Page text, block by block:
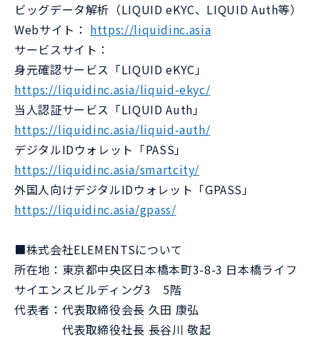
ビッグデータ解析（LIQUID eKYC、LIQUID Auth等）
Webサイト： https://liquidinc.asia
サービスサイト：
身元確認サービス「LIQUID eKYC」
https://liquidinc.asia/liquid-ekyc/
当人認証サービス「LIQUID Auth」
https://liquidinc.asia/liquid-auth/
デジタルIDウォレット「PASS」
https://liquidinc.asia/smartcity/
外国人向けデジタルIDウォレット「GPASS」
https://liquidinc.asia/gpass/
■株式会社ELEMENTSについて
所在地：東京都中央区日本橋本町3-8-3 日本橋ライフ
サイエンスビルディング3 5階
代表者：代表取締役会長 久田 康弘
代表取締役社長 長谷川 敬起